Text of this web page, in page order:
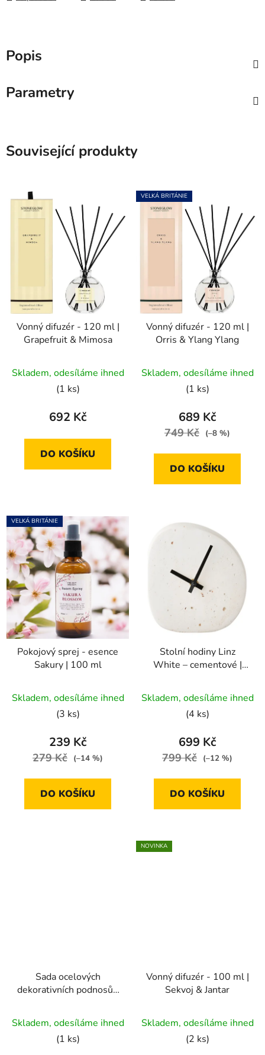
Popis
Parametry
Související produkty
Vonný difuzér - 120 ml |
Grapefruit & Mimosa
Skladem, odesíláme ihned
(1 ks)
692 Kč
DO KOŠÍKU
VELKÁ BRITÁNIE
Vonný difuzér - 120 ml |
Orris & Ylang Ylang
Skladem, odesíláme ihned
(1 ks)
689 Kč
749 Kč (–8 %)
DO KOŠÍKU
VELKÁ BRITÁNIE
Pokojový sprej - esence
Sakury | 100 ml
hodnocení
produktu
je
5,0
hvězdiček.
Skladem, odesíláme ihned
(3 ks)
239 Kč
279 Kč (–14 %)
DO KOŠÍKU
Stolní hodiny Linz
White – cementové |
Skladem, odesíláme ihned
(4 ks)
699 Kč
799 Kč (–12 %)
DO KOŠÍKU
Sada ocelových
dekorativních podnosů /
Skladem, odesíláme ihned
(1 ks)
NOVINKA
Vonný difuzér - 100 ml |
Sekvoj & Jantar
Skladem, odesíláme ihned
(2 ks)